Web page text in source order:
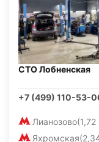
СТО Лобненская
+7 (499) 110-53-
Лианозово
Яхромская